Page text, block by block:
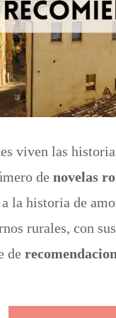
viven las
de novelas
la historia de
rurales, con
de